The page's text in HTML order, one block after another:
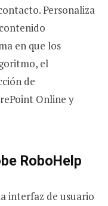
Personaliza
en que los
el
de
Online y
RoboHelp
interfaz de usuario